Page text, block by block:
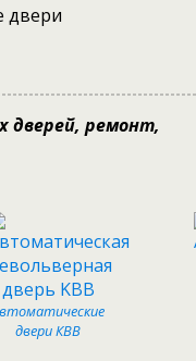
двери
дверей, ремонт,
двери КВВ